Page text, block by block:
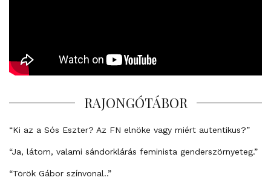
RAJONGÓTÁBOR
“Ki az a Sós Eszter? Az FN elnöke vagy miért autentikus?”
“Ja, látom, valami sándorklárás feminista genderszörnyeteg.”
“Török Gábor színvonal..”